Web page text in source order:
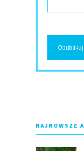
NAJNOWSZE